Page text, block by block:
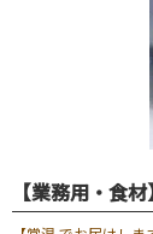
【業務用・食